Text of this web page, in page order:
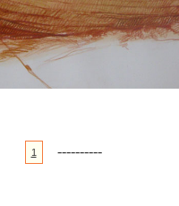
1 ----------